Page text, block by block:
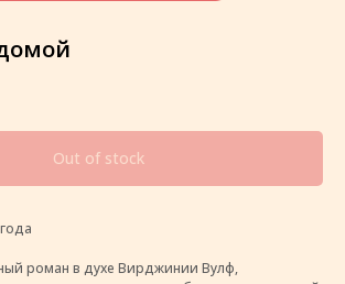
Out of stock
роман в духе Вирджинии Вулф,